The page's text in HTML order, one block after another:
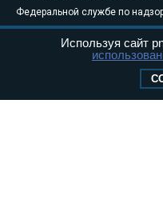
Федеральной службе по
связи, информационных
массовых коммуникаций
Свидетельство о
Используя сайт